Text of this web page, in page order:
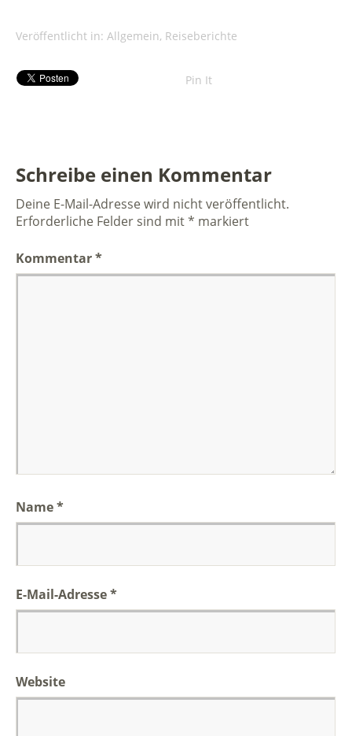
Veröffentlicht in: Allgemein, Reiseberichte
Pin It
Schreibe einen Kommentar
Deine E-Mail-Adresse wird nicht veröffentlicht.
Erforderliche Felder sind mit* markiert
Kommentar*
Name*
E-Mail-Adresse*
Website